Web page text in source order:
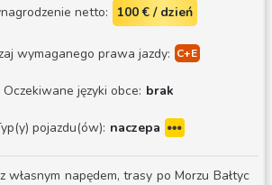
netto: 100 € / dzień
wymaganego prawa jazdy:
Oczekiwane języki obce: brak
pojazdu(ów): naczepa
własnym napędem, trasy po Morzu Bałtyc